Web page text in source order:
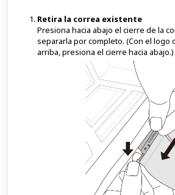
Retira la correa existente
Presiona hacia abajo el cierre de la
separarla por completo. (Con el logo
arriba, presiona el cierre hacia abajo.)